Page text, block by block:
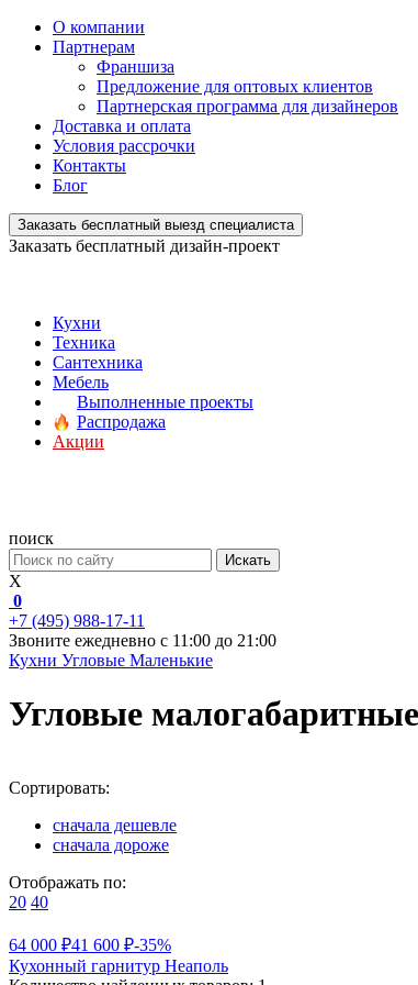
О компании
Партнерам
Франшиза
Предложение для оптовых клиентов
Партнерская программа для дизайнеров
Доставка и оплата
Условия рассрочки
Контакты
Блог
Заказать бесплатный выезд специалиста
Заказать бесплатный дизайн-проект
Кухни
Техника
Сантехника
Мебель
Выполненные проекты
Распродажа
Акции
поиск
Искать
X
0
+7 (495) 988-17-11
Звоните ежедневно с 11:00 до 21:00
Кухни Угловые Маленькие
Угловые
Сортировать:
сначала дешевле
сначала дороже
Отображать по:
20 40
64 000 ₽41 600 ₽-35%
Кухонный гарнитур Неаполь